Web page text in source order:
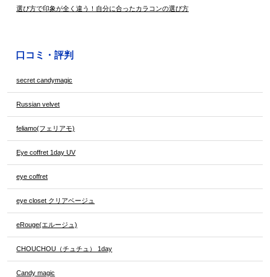
選び方で印象が全く違う！自分に合ったカラコンの選び方
口コミ・評判
secret candymagic
Russian velvet
feliamo(フェリアモ)
Eye coffret 1day UV
eye coffret
eye closet クリアベージュ
eRouge(エルージュ)
CHOUCHOU（チュチュ） 1day
Candy magic